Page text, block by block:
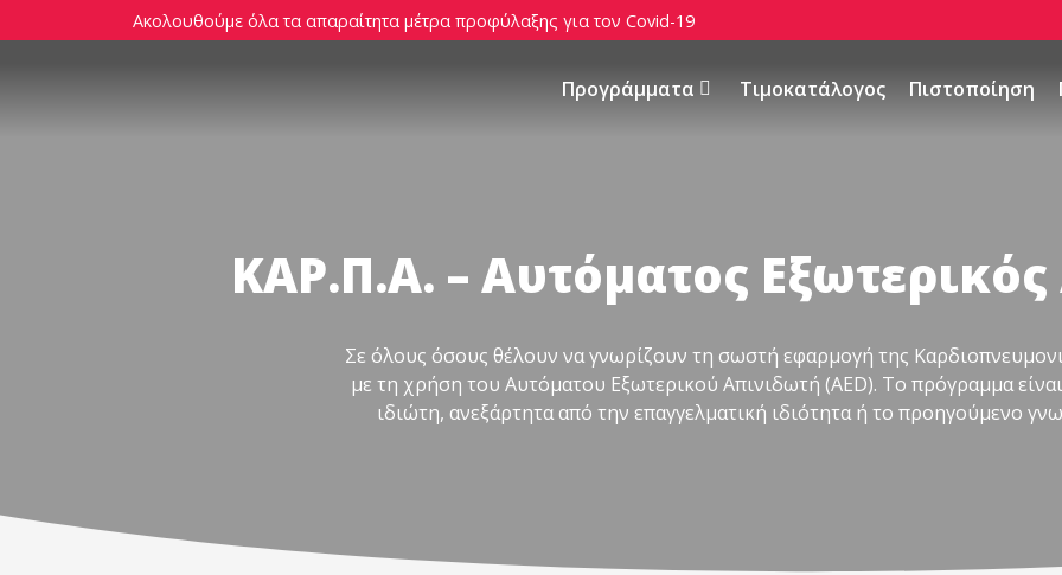
Ακολουθούμε όλα τα απαραίτητα μέτρα προφύλαξης για τον Covid-19
Προγράμματα Τιμοκατάλογος Πιστοποίηση
ΚΑΡ.Π.Α. – Αυτόματος
Σε όλους όσους θέλουν να γνωρίζουν τη σωστή εφαρμογή της
με τη χρήση του Αυτόματου Εξωτερικού Απινιδωτή (AED). Το πρόγραμμα
ιδιώτη, ανεξάρτητα από την επαγγελματική ιδιότητα ή το προηγούμενο